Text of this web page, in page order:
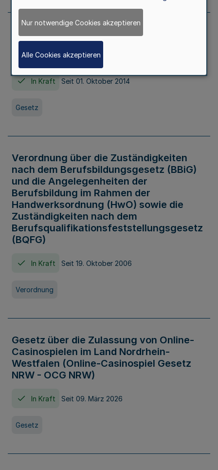
Gesetz über die Hochschulen des Landes
Nordrhein-Westfalen (Hochschulgesetz -
HG)
In Kraft Seit 01. Oktober 2014
Gesetz
Verordnung über die Zuständigkeiten
nach dem Berufsbildungsgesetz (BBiG)
und die Angelegenheiten der
Berufsbildung im Rahmen der
Handwerksordnung (HwO) sowie die
Zuständigkeiten nach dem
Berufsqualifikationsfeststellungsgesetz
(BQFG)
In Kraft Seit 19. Oktober 2006
Verordnung
Gesetz über die Zulassung von Online-
Casinospielen im Land Nordrhein-
Westfalen (Online-Casinospiel Gesetz
NRW - OCG NRW)
In Kraft Seit 09. März 2026
Gesetz
Nur notwendige Cookies akzeptieren
Alle Cookies akzeptieren